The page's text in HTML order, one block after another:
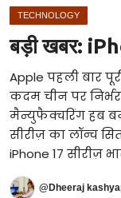
जानकारियाँ
Technology
RSS-संघ
TECHNOLOGY
बड़ी खबर:
Apple पहली बार
कदम चीन पर
मैन्युफैक्चरिंग हब
सीरीज़ का लॉन्च
iPhone 17 सीरीज़
@Dheeraj